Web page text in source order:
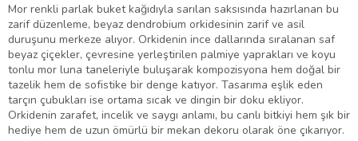
Mor renkli parlak buket kağıdıyla sarılan saksısında hazırlanan bu
zarif düzenleme, beyaz dendrobium orkidesinin zarif ve asil
duruşunu merkeze alıyor. Orkidenin ince dallarında sıralanan saf
beyaz çiçekler, çevresine yerleştirilen palmiye yaprakları ve koyu
tonlu mor luna taneleriyle buluşarak kompozisyona hem doğal bir
tazelik hem de sofistike bir denge katıyor. Tasarıma eşlik eden
tarçın çubukları ise ortama sıcak ve dingin bir doku ekliyor.
Orkidenin zarafet, incelik ve saygı anlamı, bu canlı bitkiyi hem şık bir
hediye hem de uzun ömürlü bir mekan dekoru olarak öne çıkarıyor.